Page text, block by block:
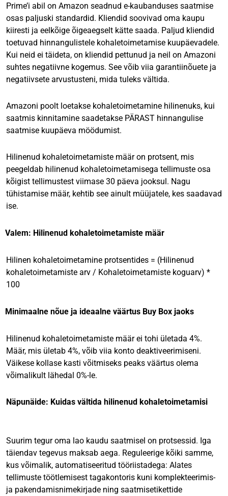
Prime’i abil on Amazon seadnud e-kaubanduses saatmise
osas paljuski standardid. Kliendid soovivad oma kaupu
kiiresti ja eelkõige õigeaegselt kätte saada. Paljud kliendid
toetuvad hinnangulistele kohaletoimetamise kuupäevadele.
Kui neid ei täideta, on kliendid pettunud ja neil on Amazoni
suhtes negatiivne kogemus. See võib viia garantiinõuete ja
negatiivsete arvustusteni, mida tuleks vältida.
Amazoni poolt loetakse kohaletoimetamine hilinenuks, kui
saatmis kinnitamine saadetakse PÄRAST hinnangulise
saatmise kuupäeva möödumist.
Hilinenud kohaletoimetamiste määr on protsent, mis
peegeldab hilinenud kohaletoimetamisega tellimuste osa
kõigist tellimustest viimase 30 päeva jooksul. Nagu
tühistamise määr, kehtib see ainult müüjatele, kes saadavad
ise.
Valem: Hilinenud kohaletoimetamiste määr
Hilinen kohaletoimetamine protsentides = (Hilinenud
kohaletoimetamiste arv / Kohaletoimetamiste koguarv) *
100
Minimaalne nõue ja ideaalne väärtus Buy Box jaoks
Hilinenud kohaletoimetamiste määr ei tohi ületada 4%.
Määr, mis ületab 4%, võib viia konto deaktiveerimiseni.
Väikese kollase kasti võitmiseks peaks väärtus olema
võimalikult lähedal 0%-le.
Näpunäide: Kuidas vältida hilinenud kohaletoimetamisi
Suurim tegur oma lao kaudu saatmisel on protsessid. Iga
täiendav tegevus maksab aega. Reguleerige kõiki samme,
kus võimalik, automatiseeritud tööriistadega: Alates
tellimuste töötlemisest tagakontoris kuni komplekteerimis-
ja pakendamisnimekirjade ning saatmisetikettide